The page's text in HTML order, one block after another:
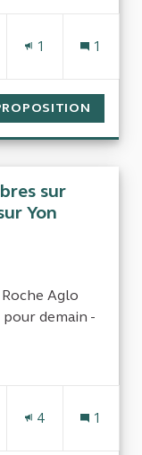
1 1
sur
Yon
Aglo
pour demain -
Pays-de-la-Loire
4 1